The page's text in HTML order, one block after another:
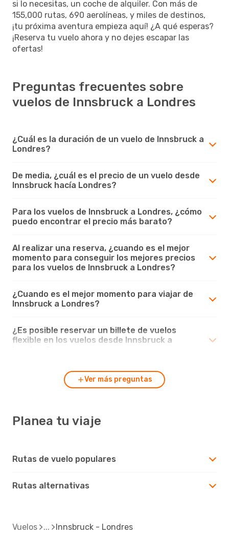
si lo necesitas, un coche de alquiler. Con más de
155,000 rutas, 690 aerolíneas, y miles de destinos,
¡tu próxima aventura empieza aquí! ¿A qué esperas?
¡Reserva tu vuelo ahora y no dejes escapar las
ofertas!
Preguntas frecuentes sobre
vuelos de Innsbruck a Londres
¿Cuál es la duración de un vuelo de Innsbruck a
Londres?
De media, ¿cuál es el precio de un vuelo desde
Innsbruck hacía Londres?
Para los vuelos de Innsbruck a Londres, ¿cómo
puedo encontrar el precio más barato?
Al realizar una reserva, ¿cuando es el mejor
momento para conseguir los mejores precios
para los vuelos de Innsbruck a Londres?
¿Cuando es el mejor momento para viajar de
Innsbruck a Londres?
¿Es posible reservar un billete de vuelos
flexible en los vuelos desde Innsbruck a
Ver más preguntas
Planea tu viaje
Rutas de vuelo populares
Rutas alternativas
Vuelos Innsbruck - Londres